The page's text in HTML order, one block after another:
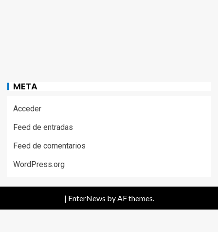
META
Acceder
Feed de entradas
Feed de comentarios
WordPress.org
| EnterNews by AF themes.